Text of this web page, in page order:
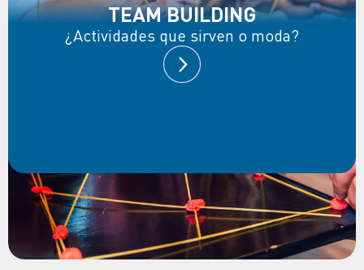
TEAM BUILDING
¿Actividades que sirven o moda?